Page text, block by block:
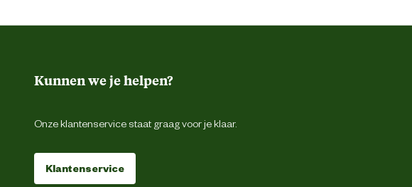
Kunnen we je helpen?
Onze klantenservice staat graag voor je klaar.
Klantenservice